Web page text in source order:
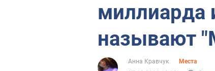
миллиарда
называют
Анна Кравчук
Места